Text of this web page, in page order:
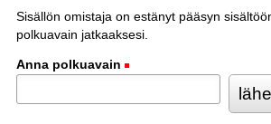
Sisällön omistaja on estänyt pääsyn
polkuavain jatkaaksesi.
Anna polkuavain